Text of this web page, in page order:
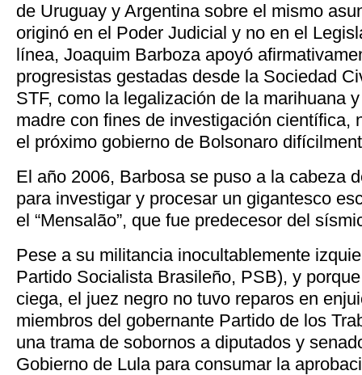
de Uruguay y Argentina sobre el mismo
originó en el Poder Judicial y no en el
línea, Joaquim Barboza apoyó
progresistas gestadas desde la Sociedad
STF, como la legalización de la marihuana
madre con fines de investigación científica,
el próximo gobierno de Bolsonaro
El año 2006, Barbosa se puso a la cabeza
para investigar y procesar un gigantesco
el “Mensalão”, que fue predecesor del
Pese a su militancia inocultablemente
Partido Socialista Brasileño, PSB), y
ciega, el juez negro no tuvo reparos en
miembros del gobernante Partido de los
una trama de sobornos a diputados y
Gobierno de Lula para consumar la